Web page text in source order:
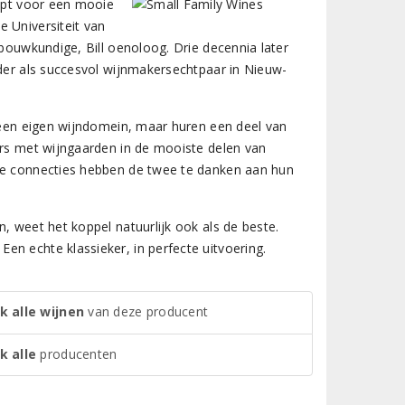
voor een mooie
Universiteit van
Bill oenoloog. Drie decennia later
als succesvol wijnmakersechtpaar in Nieuw-
eigen wijndomein, maar huren een deel van
met wijngaarden in de mooiste delen van
connecties hebben de twee te danken aan hun
weet het koppel natuurlijk ook als de beste.
echte klassieker, in perfecte uitvoering.
alle wijnen van deze producent
alle producenten